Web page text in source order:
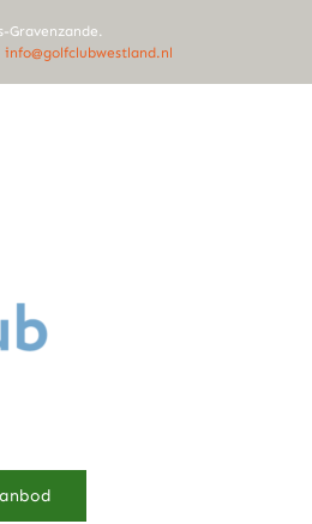
Gravenzande.
info@golfclubwestland.nl